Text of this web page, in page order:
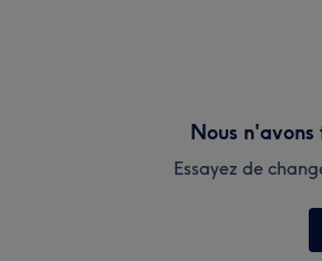
Nous
Essayez de